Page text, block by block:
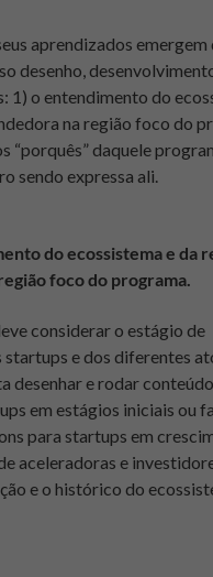
aprendizados emergem
desenho,
1) o entendimento do
na região foco do
“porquês” daquele
sendo expressa ali.
do ecossistema e da
foco do programa.
considerar o estágio de
e dos diferentes
desenhar e rodar
em estágios iniciais ou
para startups em
aceleradoras e
e o histórico do